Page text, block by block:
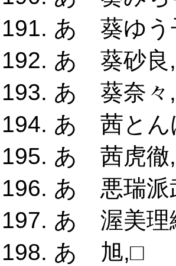
あ 葵ゆう
あ 葵砂良
あ 葵奈々
あ 茜と
あ 茜虎徹
あ 悪瑞派
あ 渥美理
あ 旭,□